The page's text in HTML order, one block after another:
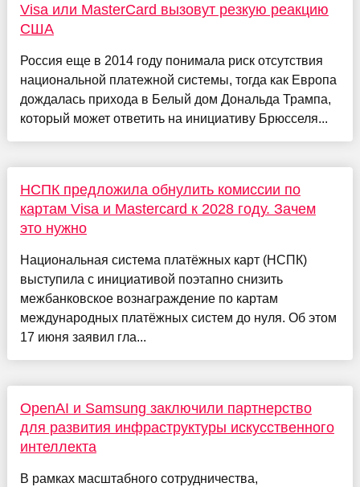
Visa или MasterCard вызовут резкую реакцию
США
Россия еще в 2014 году понимала риск отсутствия
национальной платежной системы, тогда как Европа
дождалась прихода в Белый дом Дональда Трампа,
который может ответить на инициативу Брюсселя...
НСПК предложила обнулить комиссии по
картам Visa и Mastercard к 2028 году. Зачем
это нужно
Национальная система платёжных карт (НСПК)
выступила с инициативой поэтапно снизить
межбанковское вознаграждение по картам
международных платёжных систем до нуля. Об этом
17 июня заявил гла...
OpenAI и Samsung заключили партнерство
для развития инфраструктуры искусственного
интеллекта
В рамках масштабного сотрудничества,